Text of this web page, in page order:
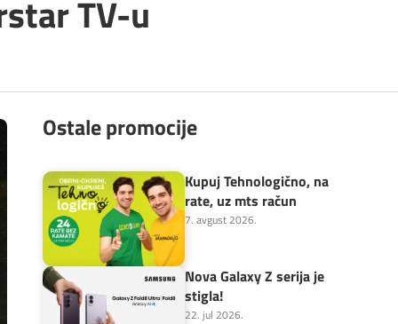
TV-u
Ostale promocije
Kupuj Tehnologično, na
rate, uz mts račun
7. avgust 2026.
Nova Galaxy Z serija je
stigla!
22. jul 2026.